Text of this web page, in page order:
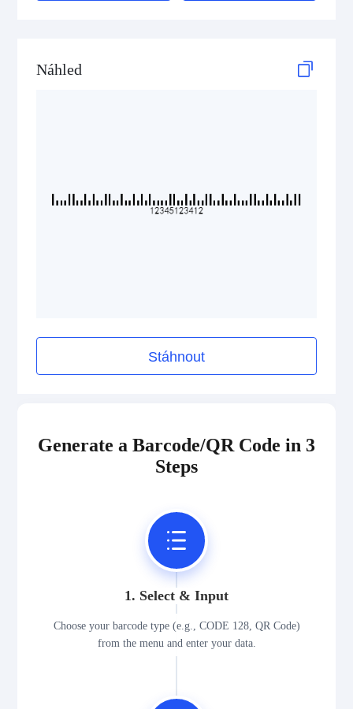
Náhled
Stáhnout
Generate a Barcode/QR Code in 3
Steps
1. Select & Input
Choose your barcode type (e.g., CODE 128, QR Code)
from the menu and enter your data.